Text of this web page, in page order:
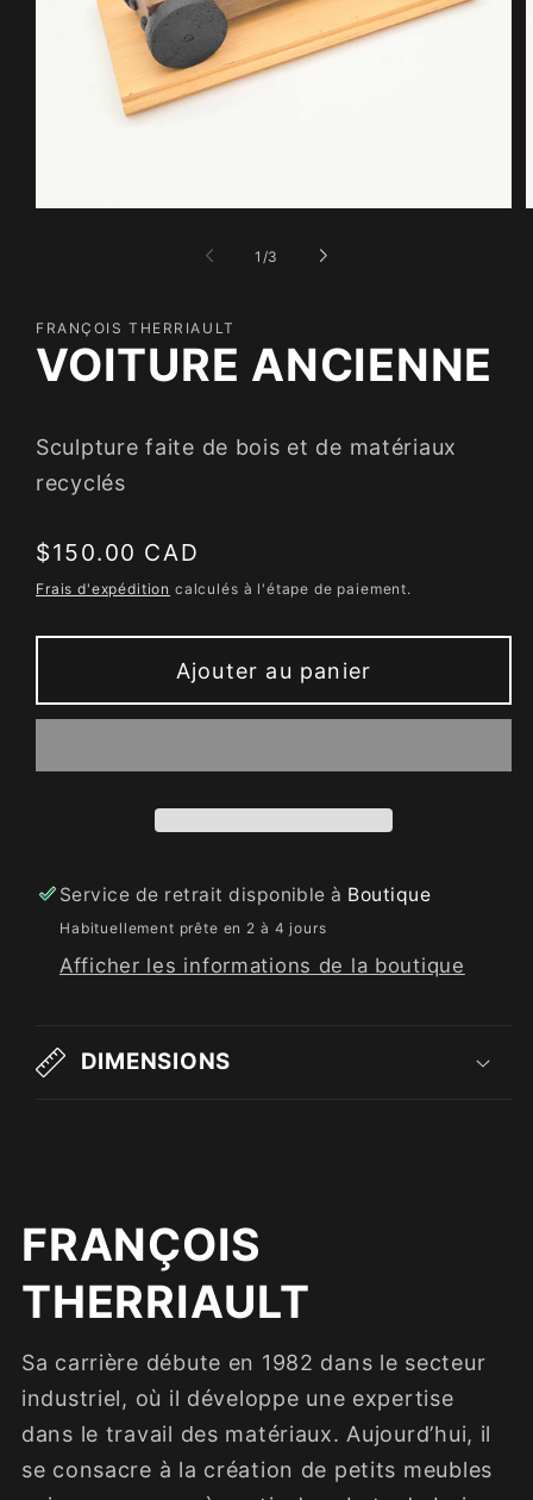
fenêtre
1 /de
3
FRANÇOIS THERRIAULT
VOITURE ANCIENNE
Sculpture faite de bois et de matériaux
recyclés
Prix
habituel
$150.00 CAD
Frais d'expédition calculés à l'étape de paiement.
Ajouter au panier
Service de retrait disponible à Boutique
Habituellement prête en 2 à 4 jours
Afficher les informations de la boutique
DIMENSIONS
FRANÇOIS
THERRIAULT
Sa carrière débute en 1982 dans le secteur
industriel, où il développe une expertise
dans le travail des matériaux. Aujourd’hui, il
se consacre à la création de petits meubles